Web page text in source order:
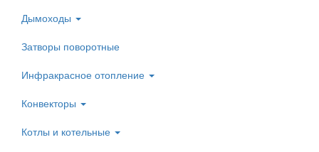
Дымоходы
Затворы поворотные
Инфракрасное отопление
Конвекторы
Котлы и котельные